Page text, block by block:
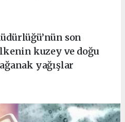
son
kuzey ve doğu
yağışlar